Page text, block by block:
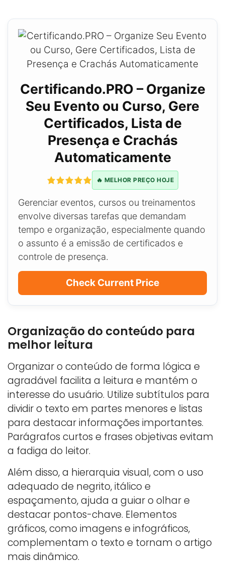
Certificando.PRO – Organize
Seu Evento ou Curso, Gere
Certificados, Lista de
Presença e Crachás
Automaticamente
🔥 MELHOR PREÇO HOJE
Gerenciar eventos, cursos ou treinamentos
envolve diversas tarefas que demandam
tempo e organização, especialmente quando
o assunto é a emissão de certificados e
controle de presença.
Check Current Price
Organização do conteúdo para
melhor leitura
Organizar o conteúdo de forma lógica e
agradável facilita a leitura e mantém o
interesse do usuário. Utilize subtítulos para
dividir o texto em partes menores e listas
para destacar informações importantes.
Parágrafos curtos e frases objetivas evitam
a fadiga do leitor.
Além disso, a hierarquia visual, com o uso
adequado de negrito, itálico e
espaçamento, ajuda a guiar o olhar e
destacar pontos-chave. Elementos
gráficos, como imagens e infográficos,
complementam o texto e tornam o artigo
mais dinâmico.